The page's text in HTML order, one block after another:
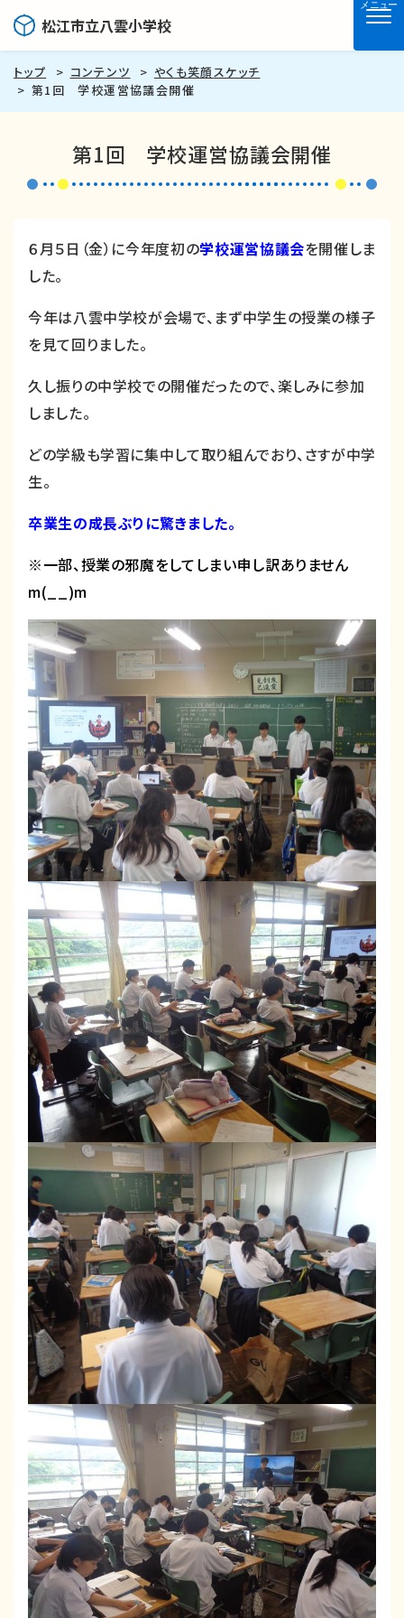
松江市立八雲小学校
メニュー
トップ コンテンツ
やくも笑顔スケッチ
第1回 学校運営協議会開催
第1回 学校運営協議会開催
６月５日（金）に今年度初の学校運営協議会を開催しま
した。
今年は八雲中学校が会場で、まず中学生の授業の様子
を見て回りました。
久し振りの中学校での開催だったので、楽しみに参加
しました。
どの学級も学習に集中して取り組んでおり、さすが中学
生。
卒業生の成長ぶりに驚きました。
※一部、授業の邪魔をしてしまい申し訳ありません
m(__)m